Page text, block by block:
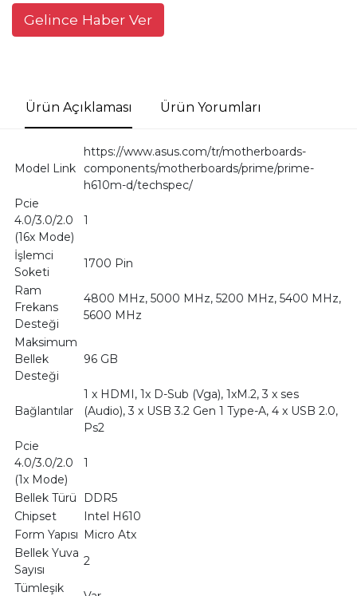
Gelince Haber Ver
Ürün Açıklaması Ürün Yorumları
Model Link
https://www.asus.com/tr/motherboards-
components/motherboards/prime/prime-
h610m-d/techspec/
Pcie
4.0/3.0/2.0
(16x Mode)
1
İşlemci
Soketi
1700 Pin
Ram
Frekans
Desteği
4800 MHz, 5000 MHz, 5200 MHz, 5400 MHz,
5600 MHz
Maksimum
Bellek
Desteği
96 GB
Bağlantılar
1 x HDMI, 1x D-Sub (Vga), 1xM.2, 3 x ses
(Audio), 3 x USB 3.2 Gen 1 Type-A, 4 x USB 2.0,
Ps2
Pcie
4.0/3.0/2.0
(1x Mode)
1
Bellek Türü
DDR5
Chipset
Intel H610
Form Yapısı Micro Atx
Bellek Yuva
Sayısı
2
Tümleşik